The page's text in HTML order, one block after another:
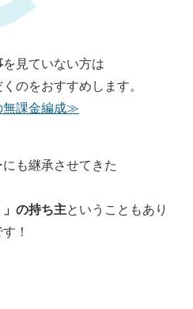
を見ていない方は
のをおすすめします。
課金編成≫
も継承させてきた
」の持ち主ということもあり
！